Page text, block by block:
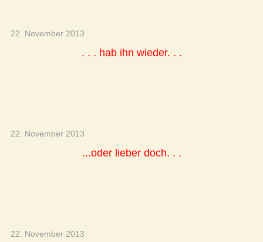
22. November 2013
. . . hab ihn wieder. . .
22. November 2013
...oder lieber doch. . .
22. November 2013